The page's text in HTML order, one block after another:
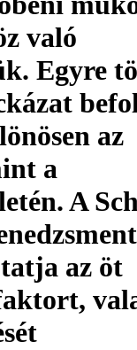
való
Egyre
az
a
A
az öt